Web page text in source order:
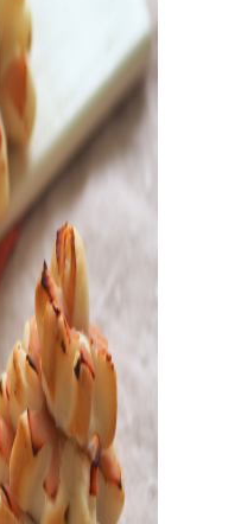
けレシピ提供、就労支
状況。企業様向けダウ